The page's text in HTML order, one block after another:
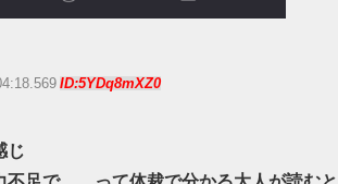
ID:5YDq8mXZ0
じ
不足で……って体裁で分かる大人が読むと